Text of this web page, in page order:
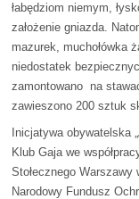
łabędziom niemym,
założenie gniazda.
mazurek, muchołówka
niedostatek
zamontowano na
zawieszono 200 sztuk
Inicjatywa obywatelska
Klub Gaja we
Stołecznego Warszawy
Narodowy Fundusz